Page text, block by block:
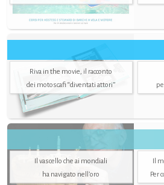
Riva in the movie, il racconto
dei motoscafi “diventati attori”
Il vascello che ai mondiali
ha navigato nell’oro
Il
Per